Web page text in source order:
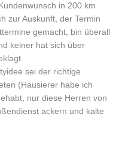
in 200 km
zur Auskunft, der Termin
gemacht, bin überall
keiner hat sich über
sei der richtige
(Hausierer habe ich
nur diese Herren von
ackern und kalte